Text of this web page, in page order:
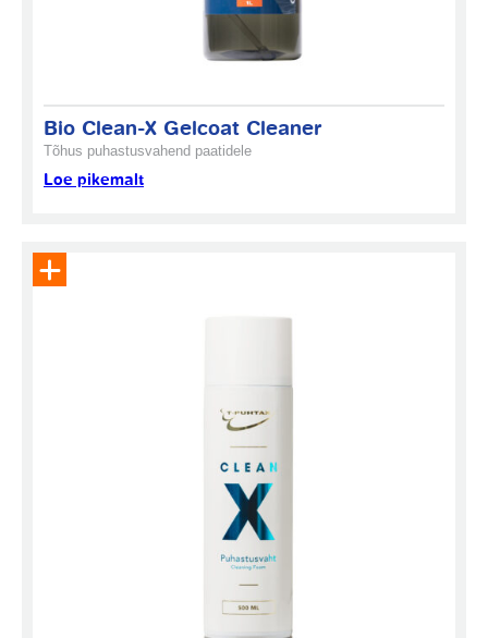
Bio Clean-X Gelcoat Cleaner
Tõhus puhastusvahend paatidele
Loe pikemalt
Eemalda toode päringukorvist